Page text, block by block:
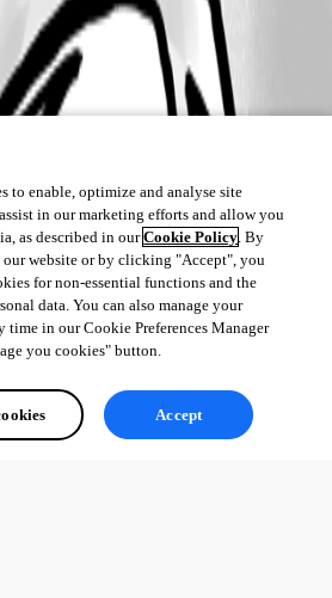
to enable, optimize and analyse site
in our marketing efforts and allow you
as described in ourCookie Policy. By
website or by clicking "Accept", you
for non-essential functions and the
data. You can also manage your
time in our Cookie Preferences Manager
you cookies" button.
Accept